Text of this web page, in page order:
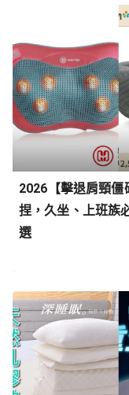
2026【擊退肩頸僵
捏，久坐、上班族
選